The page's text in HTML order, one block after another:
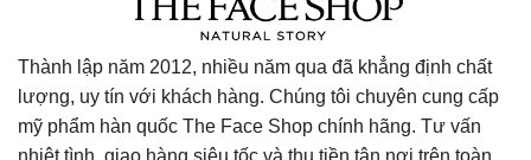
Thành lập năm 2012, nhiều năm qua đã khẳng định chất
lượng, uy tín với khách hàng. Chúng tôi chuyên cung cấp
mỹ phẩm hàn quốc The Face Shop chính hãng. Tư vấn
nhiệt tình, giao hàng siêu tốc và thu tiền tận nơi trên toàn